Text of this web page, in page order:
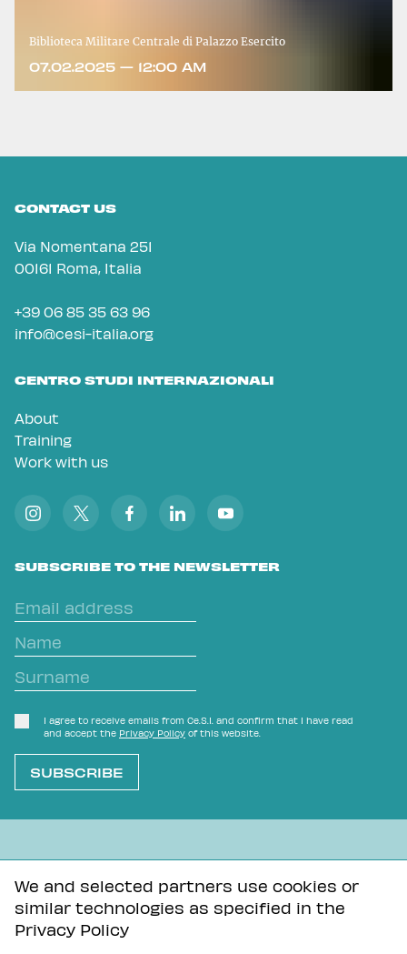
We and selected partners use cookies or
similar technologies as specified in the
Privacy Policy
Biblioteca Militare Centrale di Palazzo Esercito
07.02.2025 — 12:00 AM
CONTACT US
Via Nomentana 251
00161 Roma, Italia
+39 06 85 35 63 96
info@cesi-italia.org
CENTRO STUDI INTERNAZIONALI
About
Training
Work with us
SUBSCRIBE TO THE NEWSLETTER
I agree to receive emails from Ce.S.I. and confirm that I have read
and accept the Privacy Policy of this website.
Privacy Policy
Tutti i contenuti di questa pagina sono distribuiti con
licenza Creative Commons Attribuzione - Condividi allo